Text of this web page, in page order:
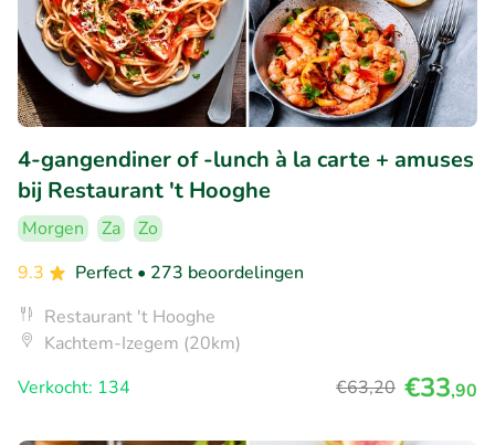
4-gangendiner of -lunch à la carte + amuses
bij Restaurant 't Hooghe
Morgen Za
Zo
9.3
Perfect • 273 beoordelingen
Restaurant 't Hooghe
Kachtem-Izegem (20km)
Verkocht: 134
€63,20 €33,90